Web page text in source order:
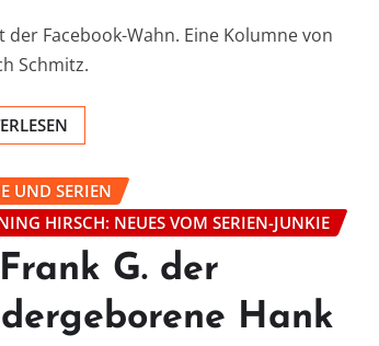
der Facebook-Wahn. Eine Kolumne von
Schmitz.
UND SERIEN
HIRSCH: NEUES VOM SERIEN-JUNKIE
G. der
Hank